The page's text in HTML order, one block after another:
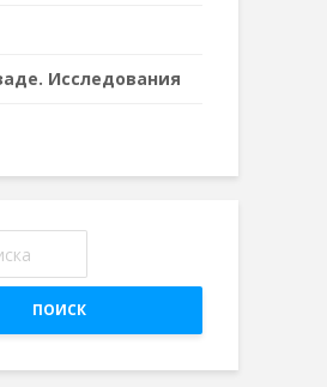
Исследования
ПОИСК